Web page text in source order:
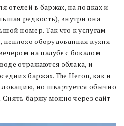
отелей в баржах, на лодках и
редкость), внутри она
номер. Так что к услугам
неплохо оборудованная кухня
на палубе с бокалом
отражаются облака, и
баржах. The Heron, как и
но швартуется обычно
Снять баржу можно через сайт